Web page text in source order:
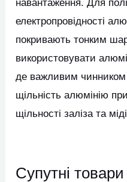
навантаження. Для
електропровідності
покривають тонким
використовувати
де важливим
щільність алюмінію
щільності заліза та
Супутні товари